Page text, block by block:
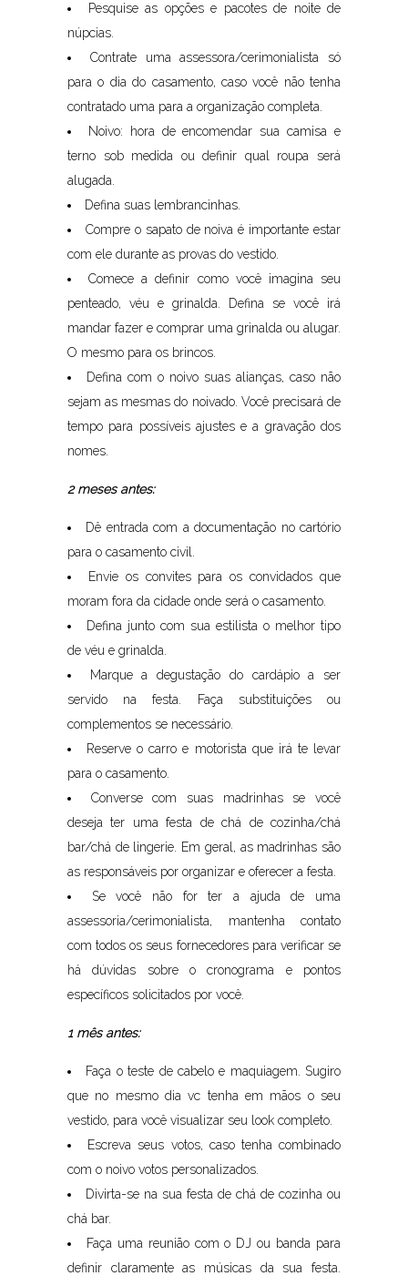
Pesquise as opções e pacotes de noite de
núpcias.
Contrate uma assessora/cerimonialista só
para o dia do casamento, caso você não tenha
contratado uma para a organização completa.
Noivo: hora de encomendar sua camisa e
terno sob medida ou definir qual roupa será
alugada.
Defina suas lembrancinhas.
Compre o sapato de noiva é importante estar
com ele durante as provas do vestido.
Comece a definir como você imagina seu
penteado, véu e grinalda. Defina se você irá
mandar fazer e comprar uma grinalda ou alugar.
O mesmo para os brincos.
Defina com o noivo suas alianças, caso não
sejam as mesmas do noivado. Você precisará de
tempo para possíveis ajustes e a gravação dos
nomes.
2 meses antes:
Dê entrada com a documentação no cartório
para o casamento civil.
Envie os convites para os convidados que
moram fora da cidade onde será o casamento.
Defina junto com sua estilista o melhor tipo
de véu e grinalda.
Marque a degustação do cardápio a ser
servido na festa. Faça substituições ou
complementos se necessário.
Reserve o carro e motorista que irá te levar
para o casamento.
Converse com suas madrinhas se você
deseja ter uma festa de chá de cozinha/chá
bar/chá de lingerie. Em geral, as madrinhas são
as responsáveis por organizar e oferecer a festa.
Se você não for ter a ajuda de uma
assessoria/cerimonialista, mantenha contato
com todos os seus fornecedores para verificar se
há dúvidas sobre o cronograma e pontos
específicos solicitados por você.
1 mês antes:
Faça o teste de cabelo e maquiagem. Sugiro
que no mesmo dia vc tenha em mãos o seu
vestido, para você visualizar seu look completo.
Escreva seus votos, caso tenha combinado
com o noivo votos personalizados.
Divirta-se na sua festa de chá de cozinha ou
chá bar.
Faça uma reunião com o DJ ou banda para
definir claramente as músicas da sua festa.